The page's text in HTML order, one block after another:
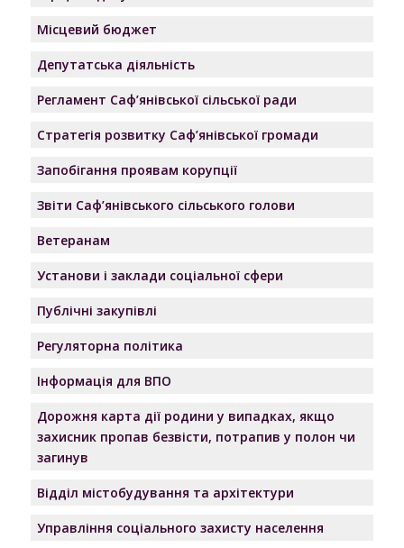
Місцевий бюджет
Депутатська діяльність
Регламент Саф’янівської сільської ради
Стратегія розвитку Саф’янівської громади
Запобігання проявам корупції
Звіти Саф’янівського сільського голови
Ветеранам
Установи і заклади соціальної сфери
Публічні закупівлі
Регуляторна політика
Інформація для ВПО
Дорожня карта дії родини у випадках, якщо
захисник пропав безвісти, потрапив у полон чи
загинув
Відділ містобудування та архітектури
Управління соціального захисту населення